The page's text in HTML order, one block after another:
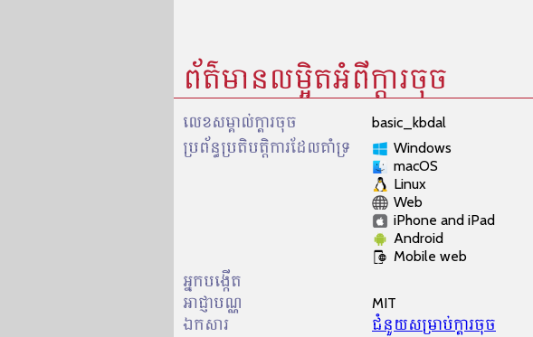
ព័ត៌មានលម្អិតអំពីក្តារចុច
លេខសម្គាល់​ក្ដារចុច
basic_kbdal
ប្រព័ន្ធប្រតិបត្តិការដែលគាំទ្រ
Windows
macOS
Linux
Web
iPhone and iPad
Android
Mobile web
អ្នកបង្កើត
អាជ្ញា​បណ្ណ​
MIT
ឯកសារ
ជំនួយ​សម្រាប់​ក្ដារចុច